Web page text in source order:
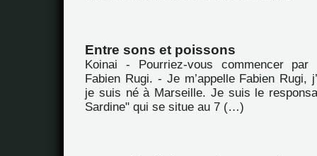
Entre sons et poissons
Koinai - Pourriez-vous commencer
Fabien Rugi. - Je m’appelle Fabien Rugi,
je suis né à Marseille. Je suis le
Sardine" qui se situe au 7 (…)